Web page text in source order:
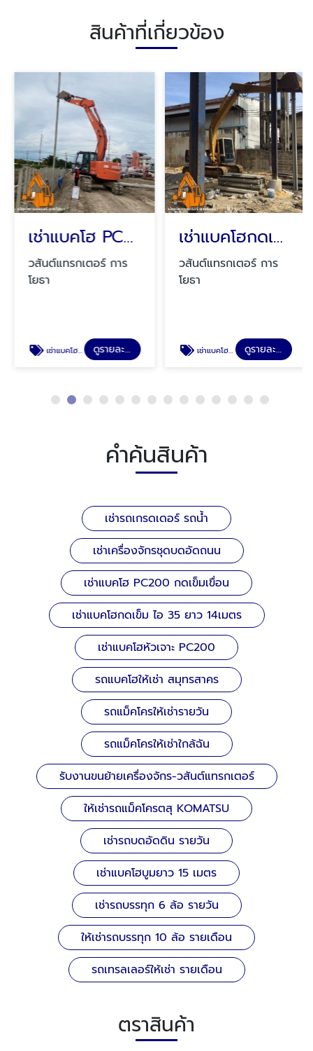
สินค้าที่เกี่ยวข้อง
เช่าแบคโฮ PC200 กดเข็มเขื่อน
วสันต์แทรกเตอร์ การ
โยธา
เช่าแบคโฮ PC200 กดเข็มเขื่อน ดูรายละเอียด
เช่าแบคโฮกดเข็ม ไอ 35 ยาว 14เมตร
วสันต์แทรกเตอร์ การ
โยธา
เช่าแบคโฮกดเข็ม ไอ 35 ยาว 14เมตร ดูรายละเอียด
คำค้นสินค้า
เช่ารถเกรดเดอร์ รถน้ำ
เช่าเครื่องจักรชุดบดอัดถนน
เช่าแบคโฮ PC200 กดเข็มเขื่อน
เช่าแบคโฮกดเข็ม ไอ 35 ยาว 14เมตร
เช่าแบคโฮหัวเจาะ PC200
รถแบคโฮให้เช่า สมุทรสาคร
รถแม็คโครให้เช่ารายวัน
รถแม็คโครให้เช่าใกล้ฉัน
รับงานขนย้ายเครื่องจักร-วสันต์แทรกเตอร์
ให้เช่ารถแม็คโครตสุ KOMATSU
เช่ารถบดอัดดิน รายวัน
เช่าแบคโฮบูมยาว 15 เมตร
เช่ารถบรรทุก 6 ล้อ รายวัน
ให้เช่ารถบรรทุก 10 ล้อ รายเดือน
รถเทรลเลอร์ให้เช่า รายเดือน
ตราสินค้า